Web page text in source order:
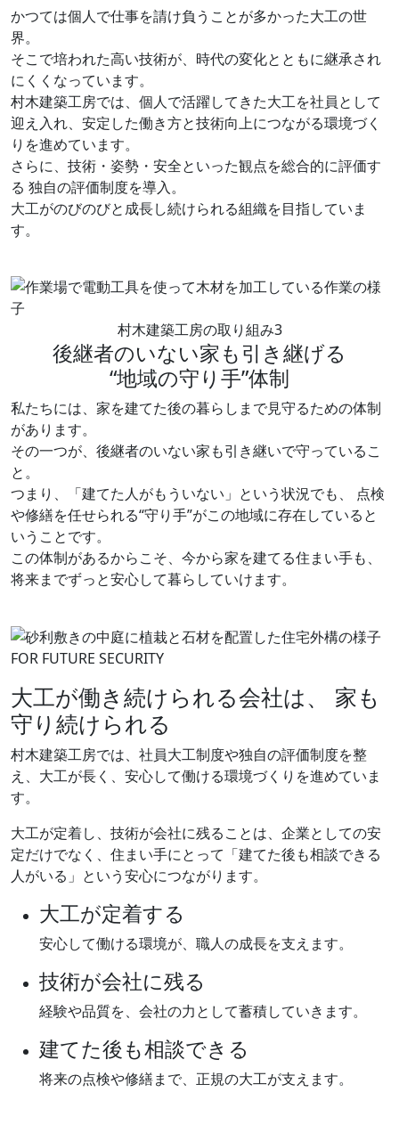
かつては個人で仕事を請け負うことが多かった大工の世
界。
そこで培われた高い技術が、時代の変化とともに継承され
にくくなっています。
村木建築工房では、個人で活躍してきた大工を社員として
迎え入れ、安定した働き方と技術向上につながる環境づく
りを進めています。
さらに、技術・姿勢・安全といった観点を総合的に評価す
る 独自の評価制度を導入。
大工がのびのびと成長し続けられる組織を目指していま
す。
村木建築工房の取り組み3
後継者のいない家も引き継げる
“地域の守り手”体制
私たちには、家を建てた後の暮らしまで見守るための体制
があります。
その一つが、後継者のいない家も引き継いで守っているこ
と。
つまり、「建てた人がもういない」という状況でも、
点検
や修繕を任せられる“守り手”がこの地域に存在していると
いうことです。
この体制があるからこそ、今から家を建てる住まい手も、
将来までずっと安心して暮らしていけます。
FOR FUTURE SECURITY
大工が働き続けられる会社は、
家も
守り続けられる
村木建築工房では、社員大工制度や独自の評価制度を整
え、大工が長く、安心して働ける環境づくりを進めていま
す。
大工が定着し、技術が会社に残ることは、企業としての安
定だけでなく、住まい手にとって「建てた後も相談できる
人がいる」という安心につながります。
大工が定着する
安心して働ける環境が、職人の成長を支えます。
技術が会社に残る
経験や品質を、会社の力として蓄積していきます。
建てた後も相談できる
将来の点検や修繕まで、正規の大工が支えます。